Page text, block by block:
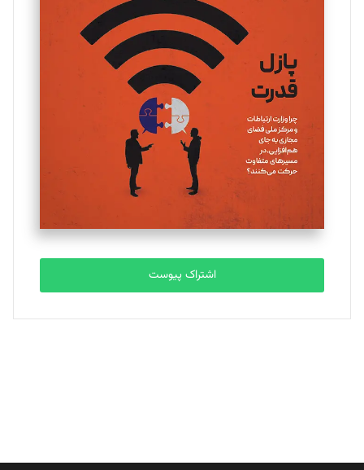
یسنا امان‌پور
تحریریه
ملینا جعفری
تحریریه
مصطفی مسجدی آرانی
تحریریه
بابک نقاش
تحریریه
اشتراک پیوست